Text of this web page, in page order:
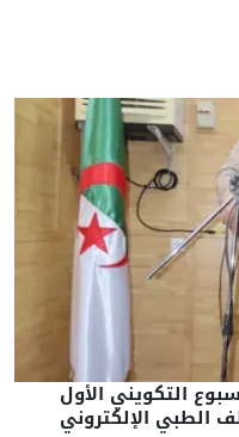
التكويني الأول
الطبي الإلكتروني